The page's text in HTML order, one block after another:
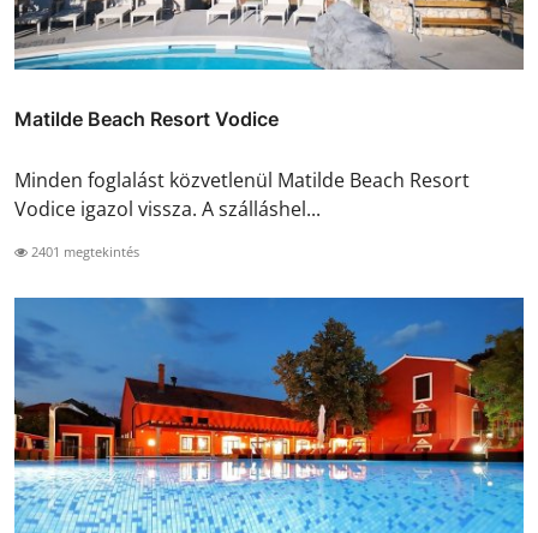
Matilde Beach Resort Vodice
Minden foglalást közvetlenül Matilde Beach Resort
Vodice igazol vissza. A szálláshel...
2401 megtekintés